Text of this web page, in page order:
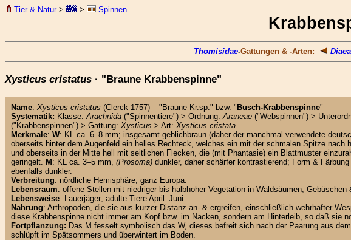
Tier & Natur> > Spinnen
Thomisidae-Gattungen & -Arten: Diaea
Xysticus cristatus · "Braune Krabbenspinne"
Name: Xysticus cristatus (Clerck 1757) – "Braune Kr.sp." bzw. "Busch-Krabbenspinne"
Systematik: Klasse: Arachnida ("Spinnentiere") > Ordnung: Araneae ("Webspinnen") >
("Krabbenspinnen") > Gattung: Xysticus > Art: Xysticus cristata
Merkmale: W: KL ca. 6–8 mm; insgesamt geblichbraun (daher der manchmal verwendete
oberseits hinter dem Augenfeld ein helles Rechteck, welches ein mit der schmalen Spitze nach
und oberseits in der Mitte hell mit seitlichen Flecken, die (mit Phantasie) ein Blattmuster
geringelt. M: KL ca. 3–5 mm, (Prosoma) dunkler, daher schärfer kontrastierend; Form & Färbung
ebenfalls dunkler.
Verbreitung: nördliche Hemisphäre, ganz Europa.
Lebensraum: offene Stellen mit niedriger bis halbhoher Vegetation in Waldsäumen, Gebüschen
Lebensweise: Lauerjäger; adulte Tiere April–Juni.
Nahrung: Arthropoden, die sie aus kurzer Distanz an- & ergreifen, einschließlich wehrhafter
diese Krabbenspinne nicht immer am Kopf bzw. im Nacken, sondern am Hinterleib, so daß sie
Fortpflanzung: Das M fesselt symbolisch das W, dieses befreit sich nach der Paarung aus
schlüpft im Spätsommers und überwintert im Boden.